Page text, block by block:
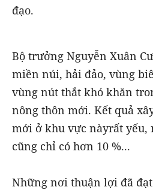
đạo.
Bộ trưởng Nguyễn Xuân
miền núi, hải đảo, vùng
vùng nút thắt khó khăn
nông thôn mới. Kết quả
mới ở khu vực nàyrất yếu,
cũng chỉ có hơn 10 %...
Những nơi thuận lợi đã